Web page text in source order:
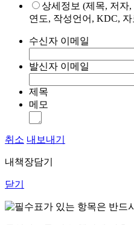
상세정보 (제목, 저자
연도, 작성언어, KDC,
수신자 이메일
발신자 이메일
제목
메모
취소 내보내기
내책장담기
닫기
표가 있는 항목은 반드